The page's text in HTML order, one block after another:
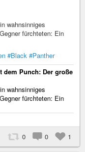
wahnsinniges
fürchteten: Ein
#Black #Panther
dem Punch: Der große
wahnsinniges
fürchteten: Ein
0 0 1